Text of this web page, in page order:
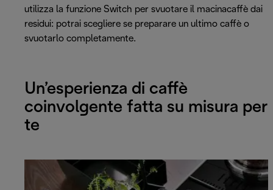
utilizza la funzione Switch per svuotare il macinacaffè dai
residui: potrai scegliere se preparare un ultimo caffè o
svuotarlo completamente.
Un’esperienza di caffè
coinvolgente fatta su misura per
te